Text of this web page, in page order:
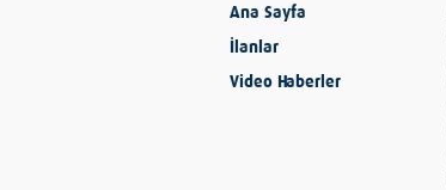
Ana Sayfa
İlanlar
Video Haberler